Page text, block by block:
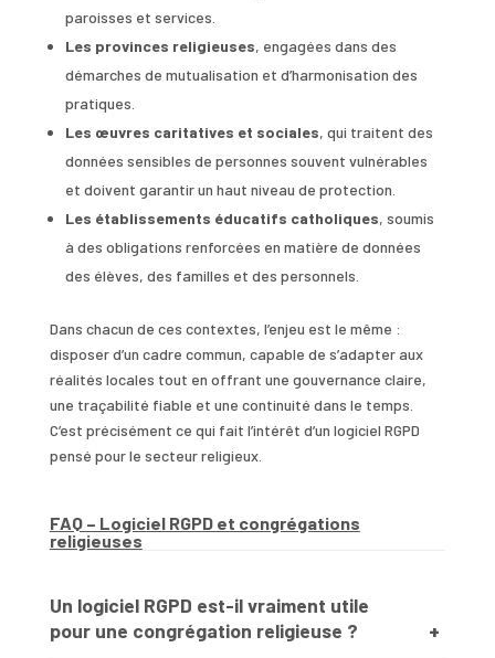
paroisses et services.
Les provinces religieuses, engagées dans des
démarches de mutualisation et d’harmonisation des
pratiques.
Les œuvres caritatives et sociales, qui traitent des
données sensibles de personnes souvent vulnérables
et doivent garantir un haut niveau de protection.
Les établissements éducatifs catholiques, soumis
à des obligations renforcées en matière de données
des élèves, des familles et des personnels.
Dans chacun de ces contextes, l’enjeu est le même :
disposer d’un cadre commun, capable de s’adapter aux
réalités locales tout en offrant une gouvernance claire,
une traçabilité fiable et une continuité dans le temps.
C’est précisément ce qui fait l’intérêt d’un logiciel RGPD
pensé pour le secteur religieux.
FAQ – Logiciel RGPD et congrégations
religieuses
Un logiciel RGPD est-il vraiment utile
pour une congrégation religieuse ?